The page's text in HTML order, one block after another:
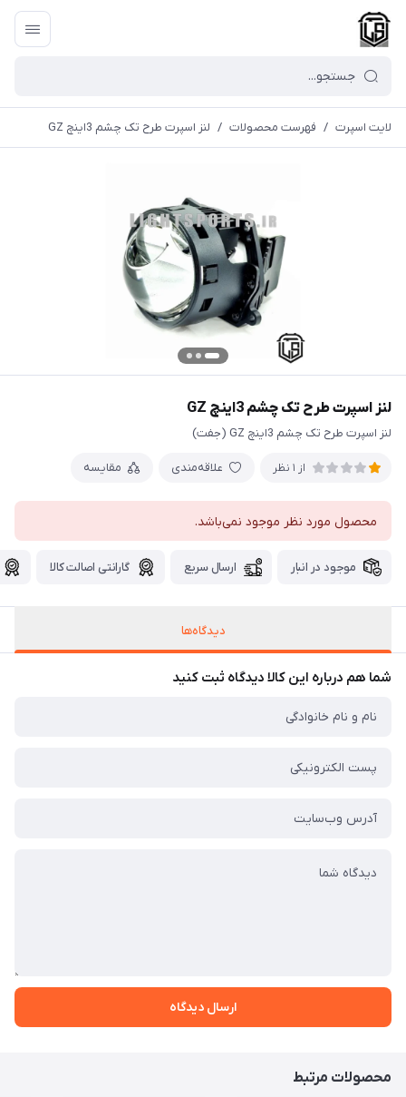
لایت اسپرت / فهرست محصولات / لنز اسپرت طرح تک چشم 3اینچ GZ
لنز اسپرت طرح تک چشم 3اینچ GZ
لنز اسپرت طرح تک چشم 3اینچ GZ (جفت)
از 1 نظر علاقه‌مندی مقایسه
محصول مورد نظر موجود نمی‌باشد.
موجود در انبار ارسال سریع گارانتی اصالت کالا
دیدگاه‌ها
شما هم درباره این کالا دیدگاه ثبت کنید
ارسال دیدگاه
محصولات مرتبط